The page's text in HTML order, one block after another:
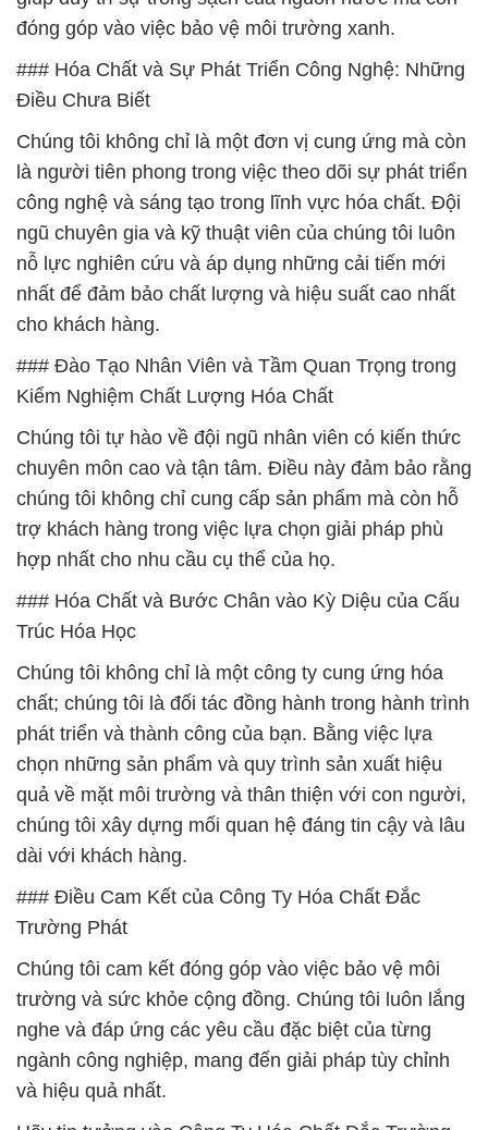
đóng góp vào việc bảo vệ môi trường xanh.
### Hóa Chất và Sự Phát Triển Công Nghệ: Những
Điều Chưa Biết
Chúng tôi không chỉ là một đơn vị cung ứng mà còn
là người tiên phong trong việc theo dõi sự phát triển
công nghệ và sáng tạo trong lĩnh vực hóa chất. Đội
ngũ chuyên gia và kỹ thuật viên của chúng tôi luôn
nỗ lực nghiên cứu và áp dụng những cải tiến mới
nhất để đảm bảo chất lượng và hiệu suất cao nhất
cho khách hàng.
### Đào Tạo Nhân Viên và Tầm Quan Trọng trong
Kiểm Nghiệm Chất Lượng Hóa Chất
Chúng tôi tự hào về đội ngũ nhân viên có kiến thức
chuyên môn cao và tận tâm. Điều này đảm bảo rằng
chúng tôi không chỉ cung cấp sản phẩm mà còn hỗ
trợ khách hàng trong việc lựa chọn giải pháp phù
hợp nhất cho nhu cầu cụ thể của họ.
### Hóa Chất và Bước Chân vào Kỳ Diệu của Cấu
Trúc Hóa Học
Chúng tôi không chỉ là một công ty cung ứng hóa
chất; chúng tôi là đối tác đồng hành trong hành trình
phát triển và thành công của bạn. Bằng việc lựa
chọn những sản phẩm và quy trình sản xuất hiệu
quả về mặt môi trường và thân thiện với con người,
chúng tôi xây dựng mối quan hệ đáng tin cậy và lâu
dài với khách hàng.
### Điều Cam Kết của Công Ty Hóa Chất Đắc
Trường Phát
Chúng tôi cam kết đóng góp vào việc bảo vệ môi
trường và sức khỏe cộng đồng. Chúng tôi luôn lắng
nghe và đáp ứng các yêu cầu đặc biệt của từng
ngành công nghiệp, mang đến giải pháp tùy chỉnh
và hiệu quả nhất.